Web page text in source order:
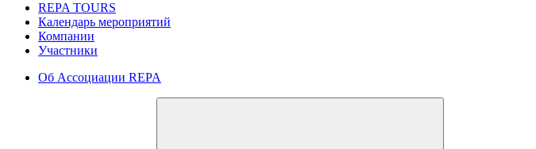
REPA TOURS
Календарь мероприятий
Компании
Участники
Об Ассоциации REPA